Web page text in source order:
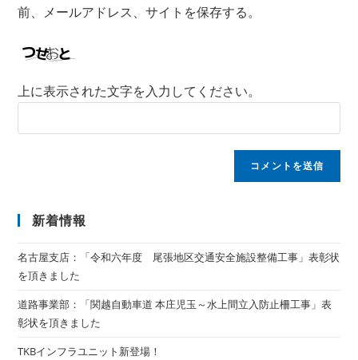
前、メールアドレス、サイトを保存する。
上に表示された文字を入力してください。
新着情報
名古屋支店：「令和六年度 尾張地区交通安全施設整備工事」表彰状
を頂きました
道路事業部：「関越自動車道 本庄児玉～水上間立入防止柵工事」表
彰状を頂きました
TKBインフラユニット新登場！